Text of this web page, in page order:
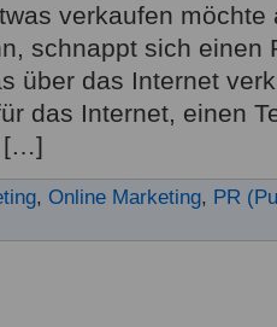
verkaufen
schnappt sich einen
über das Internet
das Internet, einen
[…]
, Online Marketing, PR